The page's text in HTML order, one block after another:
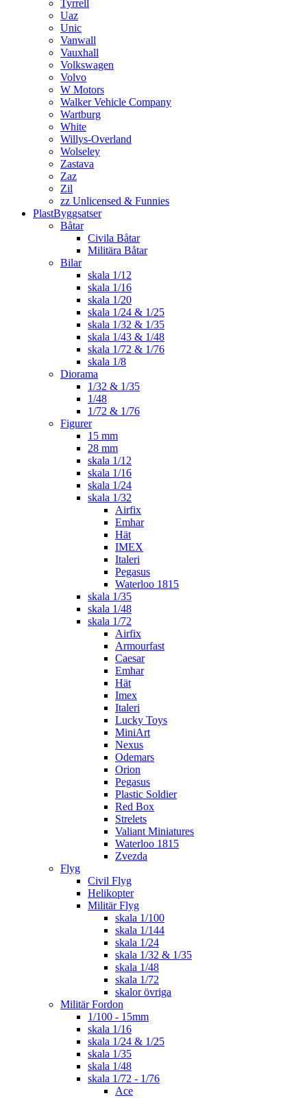
Tyrrell
Uaz
Unic
Vanwall
Vauxhall
Volkswagen
Volvo
W Motors
Walker Vehicle Company
Wartburg
White
Willys-Overland
Wolseley
Zastava
Zaz
Zil
zz Unlicensed & Funnies
PlastByggsatser
Båtar
Civila Båtar
Militära Båtar
Bilar
skala 1/12
skala 1/16
skala 1/20
skala 1/24 & 1/25
skala 1/32 & 1/35
skala 1/43 & 1/48
skala 1/72 & 1/76
skala 1/8
Diorama
1/32 & 1/35
1/48
1/72 & 1/76
Figurer
15 mm
28 mm
skala 1/12
skala 1/16
skala 1/24
skala 1/32
Airfix
Emhar
Hät
IMEX
Italeri
Pegasus
Waterloo 1815
skala 1/35
skala 1/48
skala 1/72
Airfix
Armourfast
Caesar
Emhar
Hät
Imex
Italeri
Lucky Toys
MiniArt
Nexus
Odemars
Orion
Pegasus
Plastic Soldier
Red Box
Strelets
Valiant Miniatures
Waterloo 1815
Zvezda
Flyg
Civil Flyg
Helikopter
Militär Flyg
skala 1/100
skala 1/144
skala 1/24
skala 1/32 & 1/35
skala 1/48
skala 1/72
skalor övriga
Militär Fordon
1/100 - 15mm
skala 1/16
skala 1/24 & 1/25
skala 1/35
skala 1/48
skala 1/72 - 1/76
Ace